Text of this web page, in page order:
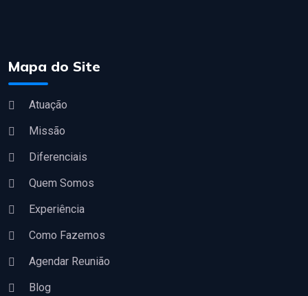
Mapa do Site
Atuação
Missão
Diferenciais
Quem Somos
Experiência
Como Fazemos
Agendar Reunião
Blog